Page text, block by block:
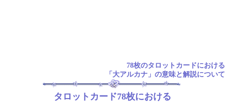
78枚のタロットカードにおける
「大アルカナ」の意味と解説について
タロットカード78枚における